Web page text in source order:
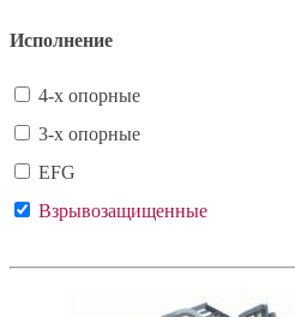
Исполнение
4-х опорные
3-х опорные
EFG
Взрывозащищенные